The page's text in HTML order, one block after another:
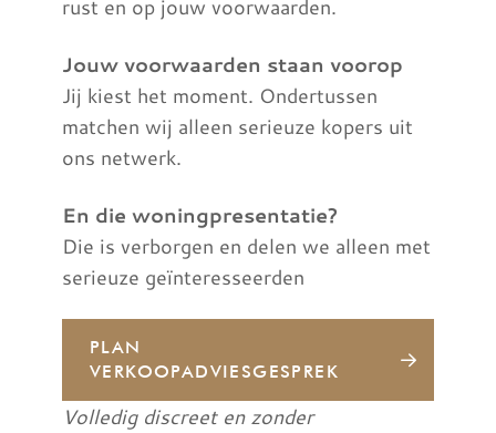
rust en op jouw voorwaarden.
Jouw voorwaarden staan voorop
Jij kiest het moment. Ondertussen
matchen wij alleen serieuze kopers uit
ons netwerk.
En die woningpresentatie?
Die is verborgen en delen we alleen met
serieuze geïnteresseerden
PLAN
VERKOOPADVIESGESPREK
Volledig discreet en zonder